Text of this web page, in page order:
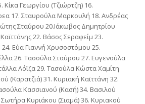
Γεωργίου (Τζιώρτζη) 16.
17. Σταυρούλα Μαρκουλή 18. Ανδρέας
Σταύρου 20.Ιάκωβος Δημητρίου
22. Βάσος Σεραφείμ 23.
Εύα Γιαννή Χρυσοστόμου 25.
26. Τασούλα Σταύρου 27. Ευγενούλα
Λόϊζα 29. Τασούλα Κώστα Χαμίτη
(Καρατζιά) 31. Κυριακή Καϊττάνη 32.
Κασσιανού (Κασή) 34. Βασιλού
Κυριάκου (Σιαμά) 36. Κυριακού